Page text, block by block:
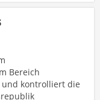
Bereich
kontrolliert die